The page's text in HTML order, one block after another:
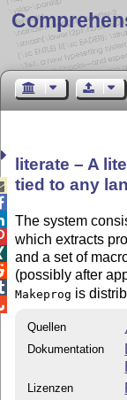
literate – A
tied to any
The system
which extracts
and a set of
(possibly after
Makeprog is
Quellen
Dokumentation
Lizenzen